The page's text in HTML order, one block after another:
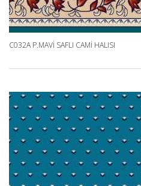
C032A P.MAVI SAFLI CAMI HALISI